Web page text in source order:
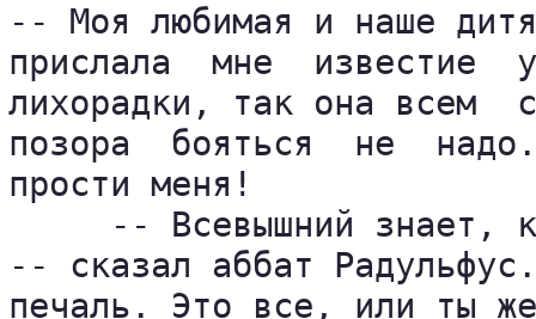
-- Моя любимая и наше
прислала  мне  известие
лихорадки, так она всем
позора  бояться  не
прости меня!
-- Всевышний знает,
-- сказал аббат
печаль. Это все, или ты